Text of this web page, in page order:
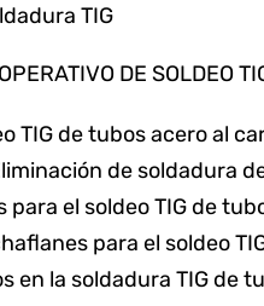
TIG
DE SOLDEO
TIG de tubos acero al
de soldadura
el soldeo TIG de
para el soldeo
en la soldadura TIG de